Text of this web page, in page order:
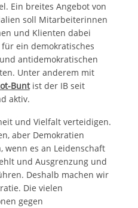
Ein breites Angebot von
soll Mitarbeiterinnen
und Klienten dabei
ein demokratisches
antidemokratischen
Unter anderem mit
Buntist der IB seit
aktiv.
und Vielfalt verteidigen.
aber Demokratien
wenn es an Leidenschaft
und Ausgrenzung und
Deshalb machen wir
Die vielen
gegen